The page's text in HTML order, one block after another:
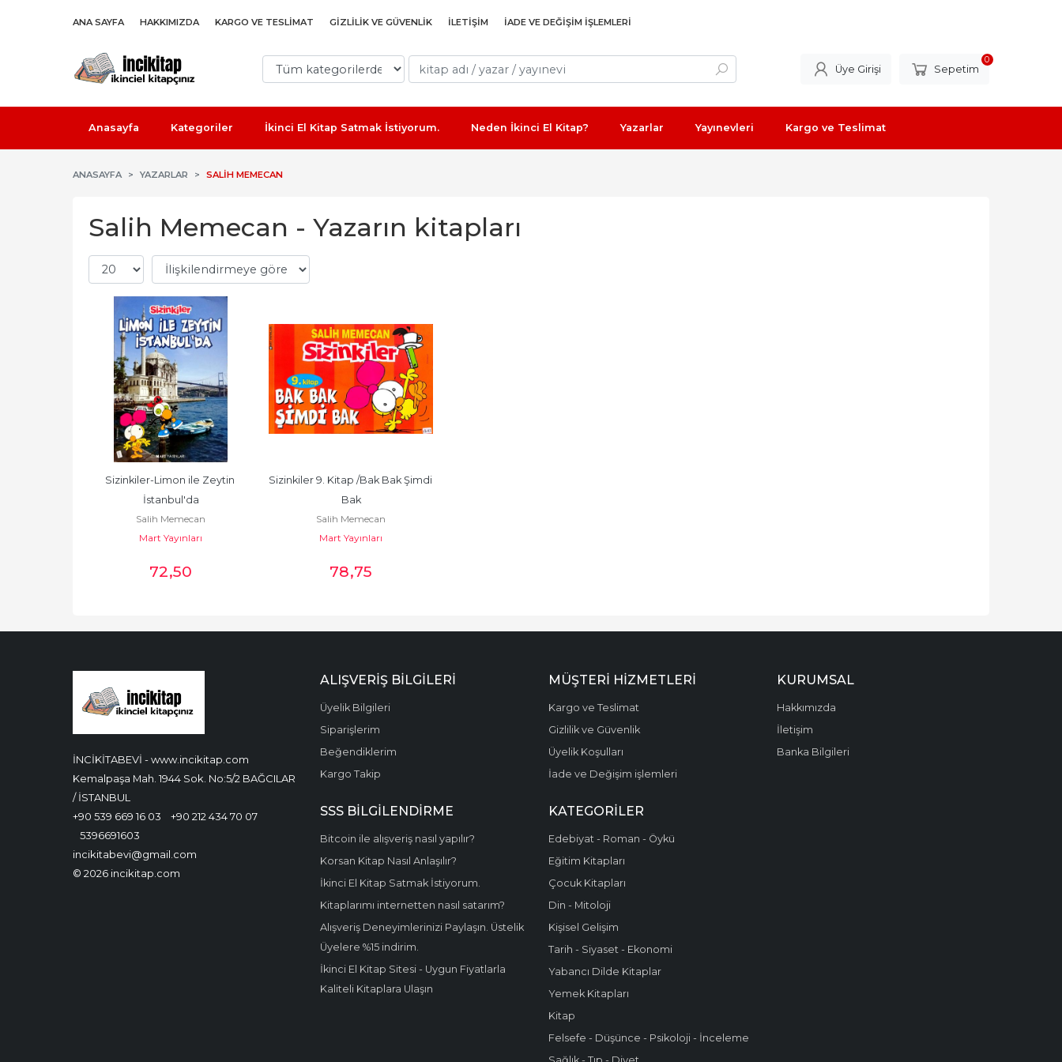
ANA SAYFA HAKKIMIZDA KARGO VE TESLIMAT GIZLILIK VE GÜVENLIK İLETIŞIM İADE VE DEĞIŞIM IŞLEMLERI
Üye Girişi Sepetim
0
Anasayfa Kategoriler İkinci El Kitap Satmak İstiyorum. Neden İkinci El Kitap? Yazarlar Yayınevleri Kargo ve Teslimat
ANASAYFA YAZARLAR SALIH MEMECAN
Salih Memecan - Yazarın kitapları
Sizinkiler-Limon ile Zeytin
İstanbul'da
Salih Memecan
Mart Yayınları
72,50
Sizinkiler 9. Kitap /Bak Bak Şimdi
Bak
Salih Memecan
Mart Yayınları
78,75
İNCİKİTABEVİ - www.incikitap.com
Kemalpaşa Mah. 1944 Sok. No:5/2 BAĞCILAR
/ İSTANBUL
+90 539 669 16 03
+90 212 434 70 07
5396691603
incikitabevi@gmail.com
© 2026 incikitap.com
ALIŞVERİŞ BİLGİLERİ
Üyelik Bilgileri
Siparişlerim
Beğendiklerim
Kargo Takip
MÜŞTERİ HİZMETLERİ
Kargo ve Teslimat
Gizlilik ve Güvenlik
Üyelik Koşulları
İade ve Değişim işlemleri
KURUMSAL
Hakkımızda
İletişim
Banka Bilgileri
SSS BİLGİLENDİRME
Bitcoin ile alışveriş nasıl yapılır?
Korsan Kitap Nasıl Anlaşılır?
İkinci El Kitap Satmak İstiyorum.
Kitaplarımı internetten nasıl satarım?
Alışveriş Deneyimlerinizi Paylaşın. Üstelik
Üyelere %15 indirim.
İkinci El Kitap Sitesi - Uygun Fiyatlarla
Kaliteli Kitaplara Ulaşın
KATEGORILER
Edebiyat - Roman - Öykü
Eğitim Kitapları
Çocuk Kitapları
Din - Mitoloji
Kişisel Gelişim
Tarih - Siyaset - Ekonomi
Yabancı Dilde Kitaplar
Yemek Kitapları
Kitap
Felsefe - Düşünce - Psikoloji - İnceleme